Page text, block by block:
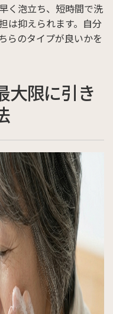
く泡立ち、短時間で洗
は抑えられます。自分
らのタイプが良いかを
大限に引き